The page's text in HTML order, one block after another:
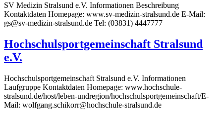
SV Medizin Stralsund e.V. Informationen Beschreibung
Kontaktdaten Homepage: www.sv-medizin-stralsund.de E-Mail:
gs@sv-medizin-stralsund.de Tel: (03831) 4447777
Hochschulsportgemeinschaft Stralsund
e.V.
Hochschulsportgemeinschaft Stralsund e.V. Informationen
Laufgruppe Kontaktdaten Homepage: www.hochschule-
stralsund.de/host/leben-undregion/hochschulsportgemeinschaft/E-
Mail: wolfgang.schikorr@hochschule-stralsund.de